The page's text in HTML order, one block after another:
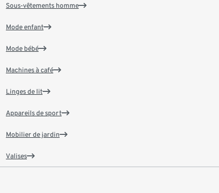
Sous-vêtements homme
Mode enfant
Mode bébé
Machines à café
Linges de lit
Appareils de sport
Mobilier de jardin
Valises